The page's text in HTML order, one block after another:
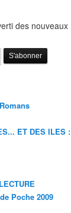
des nouveaux
ET DES ILES :
Poche 2009